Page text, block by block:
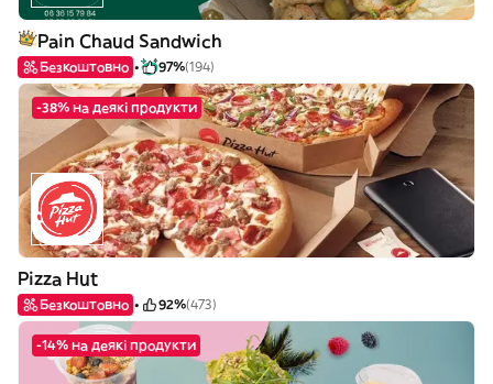
Pain Chaud Sandwich
Безкоштовно 97%(194)
-38% на деякі продукти
Pizza Hut
Безкоштовно 92%(473)
-14% на деякі продукти